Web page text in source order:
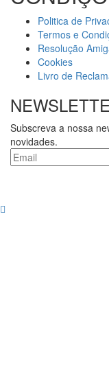
Politica de
Termos e
Resolução
Cookies
Livro de
Subscreva a nossa
novidades.